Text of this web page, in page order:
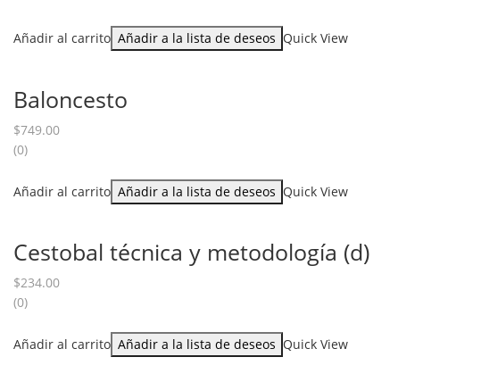
Añadir al carrito Añadir a la lista de deseos Quick View
Baloncesto
$749.00
(0)
Añadir al carrito Añadir a la lista de deseos Quick View
Cestobal técnica y metodología (d)
$234.00
(0)
Añadir al carrito Añadir a la lista de deseos Quick View